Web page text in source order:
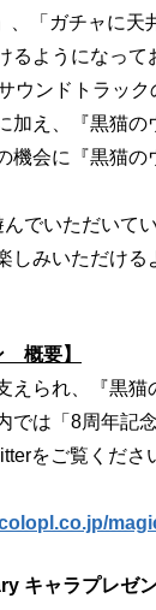
、「ガチャに
ようになって
ンドトラッ
加え、『黒猫
機会に『黒猫
でいただいて
みいただけ
概要】
えられ、『黒
は「8周年記
をご覧くださ
キャラプレゼン